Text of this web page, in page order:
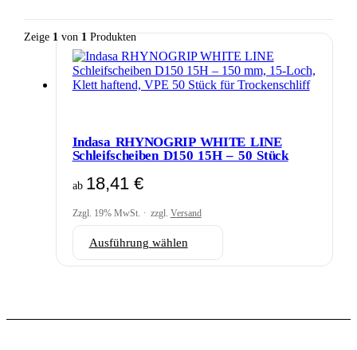
Zeige 1von1Produkten
Indasa RHYNOGRIP WHITE LINE
Schleifscheiben D150 15H – 50 Stück
ab 18,41 €
Zzgl. 19% MwSt. zzgl. Versand
Ausführung wählen
Produkt
weist